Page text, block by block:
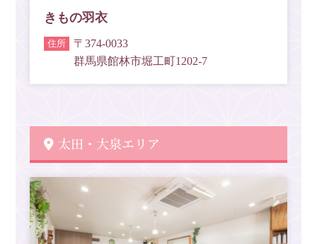
きもの羽衣
〒374-0033
群馬県館林市堀工町1202-7
太田・大泉エリア